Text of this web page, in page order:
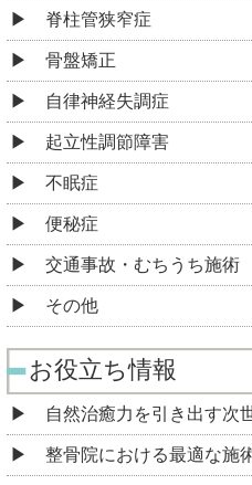
脊柱管狭窄症
骨盤矯正
自律神経失調症
起立性調節障害
不眠症
便秘症
交通事故・むちうち施術
その他
お役立ち情報
自然治癒力を引き出す次
整骨院における最適な施